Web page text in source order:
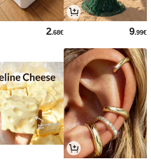
9.99€
2.68€